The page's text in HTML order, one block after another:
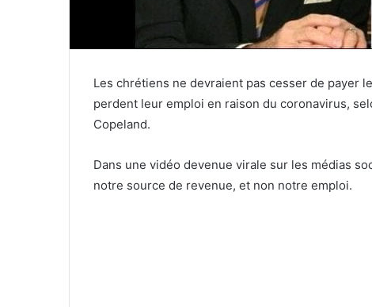
Les chrétiens ne devraient pas cesser de payer
perdent leur emploi en raison du coronavirus,
Copeland.
Dans une vidéo devenue virale sur les médias
notre source de revenue, et non notre emploi.